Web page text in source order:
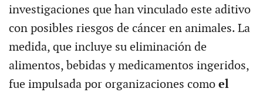
investigaciones que han vinculado este aditivo
con posibles riesgos de cáncer en animales. La
medida, que incluye su eliminación de
alimentos, bebidas y medicamentos ingeridos,
fue impulsada por organizaciones comoel